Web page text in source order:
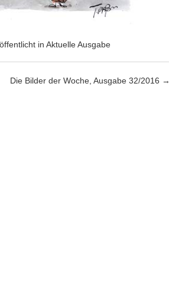
in Aktuelle Ausgabe
Die Bilder der Woche, Ausgabe 32/2016 →